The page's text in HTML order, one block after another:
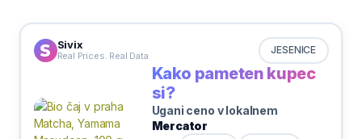
Sivix
Real Prices. Real Data JESENICE
Kako pameten kupec
si?
Ugani ceno v lokalnem
Mercator